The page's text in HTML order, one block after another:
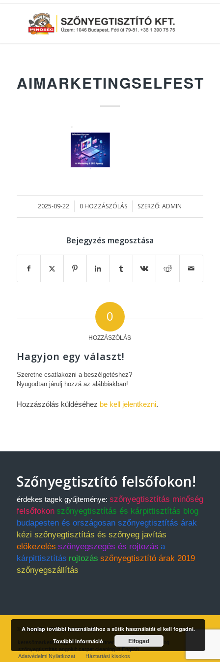
2025-09-22
/ 0 HOZZÁSZÓLÁS
/ SZERZŐ:ADMIN
Bejegyzés megosztása
0
HOZZÁSZÓLÁS
Hagyjon egy választ!
Szeretne csatlakozni a beszélgetéshez?
Nyugodtan járulj hozzá az alábbiakban!
Hozzászólás küldéséhez be kell jelentkezni.
Szőnyegtisztító felsőfokon!
érdekes tagek gyűjteménye: szőnyegtisztítás minőség
felsőfokon szőnyegtisztítás és kárpittisztítás blog
budapesten és országosan szőnyegtisztítás árak
kézi szőnyegtisztítás és szőnyeg javítás
előkezelés szőnyegszegés és rojtozás a
kárpittisztítás rojtozás szőnyegtisztító árak 2019
szőnyegszállítás
© Copyright - Szőnyegtisztító Kft.
keresőmarketing ügynökség Partnereink Árlista
szőnyegtisztítás angolul: carpet cleaning in English
Adatvédelmi Nyilatkozat
Háztartási kisokos
A honlap további használatához a sütik használatát el kell fogadni.
További információ
Elfogad